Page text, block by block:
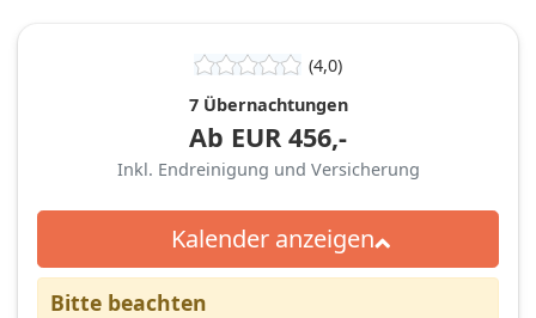
(4,0)
7 Übernachtungen
Ab EUR 456,-
Inkl. Endreinigung und Versicherung
Kalender anzeigen
Bitte beachten